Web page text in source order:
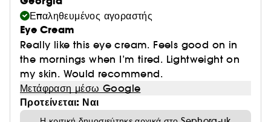
Επαληθευμένος αγοραστής
Eye Cream
Really like this eye cream. Feels good on in
the mornings when I’m tired. Lightweight on
my skin. Would recommend.
Μετάφραση μέσω Google
Προτείνεται: Ναι